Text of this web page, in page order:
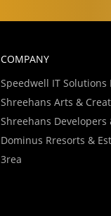
COMPANY
Speedwell IT Solutions
Shreehans Arts &
Shreehans Developers
Dominus Rresorts &
3rea